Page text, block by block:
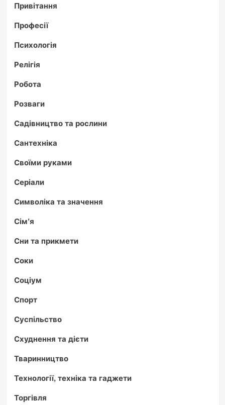
Привітання
Професії
Психологія
Релігія
Робота
Розваги
Садівництво та рослини
Сантехніка
Своїми руками
Серіали
Символіка та значення
Сім'я
Сни та прикмети
Соки
Соціум
Спорт
Суспільство
Схуднення та дієти
Тваринництво
Технології, техніка та гаджети
Торгівля